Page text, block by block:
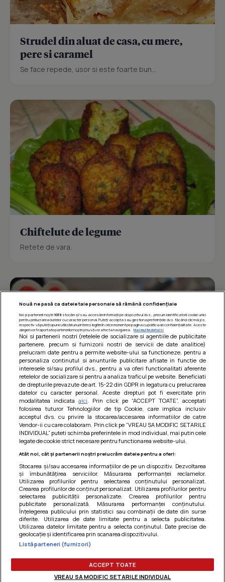
Strudel din aluat de casa, cu mere,
pere si caramel
Se face repede, usor si este foarte bun...
Chiftelute de legume
Retete de vara.
Barcute din vinete cu arpagic rosu
Un deliciu usor de preparat!
Termeni si conditii |
confidentialitate|Gestionați preferințele
Nouă ne pasă ca datele tale personale să rămână confidențiale
Noi și partenerii noștri 1019stocăm și/sau accesăm informații pe dispozitivul dvs., precum identificatorii cookie unici
pentru prelucrarea datelor cu caracter personal. Puteți accepta sau gestiona preferințele dvs. făcând clic mai jos,
respectiv vă puteți opune utilizării unui interes legitim în orice moment pe pagina cu politica de confidențialitate. Aceste
alegeri vor fi raportate partenerilor noștri și nu vă vor afecta navigarea.
Mai multe detalii
Noi si partenerii nostri (retelele de socializare si agentiile de publicitate
partenere, precum si furnizorii nostri de servicii de date analitice)
prelucram date pentru a permite website-ului sa functioneze, pentru a
personaliza continutul si anunturile publicitare afisate in functie de
interesele si/sau profilul dvs., pentru a va oferi functionalitati aferente
retelelor de socializare si pentru a analiza traficul pe website. Beneficiati
de drepturile prevazute de art. 15-22 din GDPR in legatura cu prelucrarea
datelor cu caracter personal. Aceste drepturi pot fi exercitate prin
modalitatea indicataaici . Prin click pe “ACCEPT TOATE”, acceptati
folosirea tuturor Tehnologiilor de tip Cookie, care implica inclusiv
acceptul dvs. cu privire la stocarea/accesarea informatiilor de catre
Vendor-ii cu care colaboram. Prin click pe “VREAU SA MODIFIC SETARILE
INDIVIDUAL” puteti schimba preferintele in mod individual, mai putin cele
legate de cookie strict necesare pentru functionarea website-ului.
Atât noi, cât și partenerii noștri prelucrăm datele pentru a oferi:
Stocarea și/sau accesarea informațiilor de pe un dispozitiv. Dezvoltarea
și îmbunătățirea serviciilor. Măsurarea performanței reclamelor.
Utilizarea profilurilor pentru selectarea conținutului personalizat.
Crearea profilurilor de conținut personalizat. Utilizarea profilurilor pentru
selectarea publicității personalizate. Crearea profilurilor pentru
publicitate personalizată. Măsurarea performanței conținutului.
Înțelegerea publicului prin statistici sau combinații de date din surse
diferite. Utilizarea de date limitate pentru a selecta publicitatea.
Utilizarea datelor limitate pentru a selecta conținutul. Date precise de
geolocație și identificarea prin scanarea dispozitivului.
Listă parteneri (furnizori)
ACCEPT TOATE
VREAU SA MODIFIC SETARILE INDIVIDUAL